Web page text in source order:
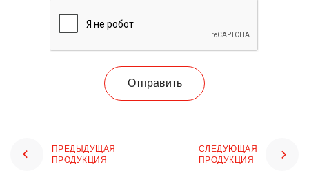
Отправить
ПРЕДЫДУЩАЯ
ПРОДУКЦИЯ
СЛЕДУЮЩАЯ
ПРОДУКЦИЯ